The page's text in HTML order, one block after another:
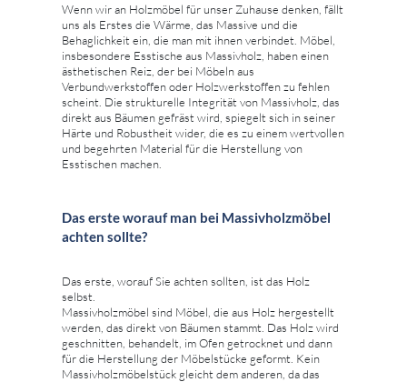
Wenn wir an Holzmöbel für unser Zuhause denken, fällt
uns als Erstes die Wärme, das Massive und die
Behaglichkeit ein, die man mit ihnen verbindet. Möbel,
insbesondere Esstische aus Massivholz, haben einen
ästhetischen Reiz, der bei Möbeln aus
Verbundwerkstoffen oder Holzwerkstoffen zu fehlen
scheint. Die strukturelle Integrität von Massivholz, das
direkt aus Bäumen gefräst wird, spiegelt sich in seiner
Härte und Robustheit wider, die es zu einem wertvollen
und begehrten Material für die Herstellung von
Esstischen machen.
Das erste worauf man bei Massivholzmöbel
achten sollte?
Das erste, worauf Sie achten sollten, ist das Holz
selbst.
Massivholzmöbel sind Möbel, die aus Holz hergestellt
werden, das direkt von Bäumen stammt. Das Holz wird
geschnitten, behandelt, im Ofen getrocknet und dann
für die Herstellung der Möbelstücke geformt. Kein
Massivholzmöbelstück gleicht dem anderen, da das